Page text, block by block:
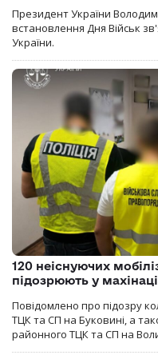
Президент України
встановлення Дня Військ
України.
120 неіснуючих
підозрюють у
Повідомлено про підозру
ТЦК та СП на Буковині, а
районного ТЦК та СП на